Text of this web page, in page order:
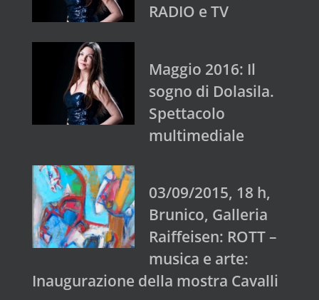
RADIO e TV
Maggio 2016: Il
sogno di Dolasila.
Spettacolo
multimediale
03/09/2015, 18 h,
Brunico, Galleria
Raiffeisen: ROTT –
musica e arte:
Inaugurazione della mostra Cavalli